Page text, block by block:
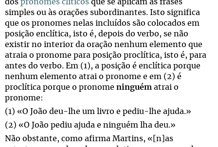
dos pronomes clíticos que se aplicam às frases
simples ou às orações subordinantes. Isto significa
que os pronomes nelas incluídos são colocados em
posição enclítica, isto é, depois do verbo, se não
existir no interior da oração nenhum elemento que
atraia o pronome para posição proclítica, isto é, para
antes do verbo. Em (1), a posição é enclítica porque
nenhum elemento atrai o pronome e em (2) é
proclítica porque o pronome ninguém atrai o
pronome:
(1) «O João deu-lhe um livro e pediu-lhe ajuda.»
(2) «O João pediu ajuda e ninguém lha deu.»
Não obstante, como afirma Martins, «[n]as